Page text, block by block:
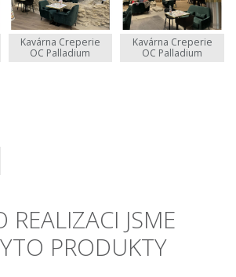
Kavárna Creperie
OC Palladium
Kavárna Creperie
OC Palladium
REALIZACI JSME
PRODUKTY